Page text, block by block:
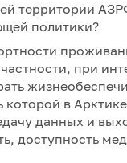
территории
политики?
при
в
данных и
доступность